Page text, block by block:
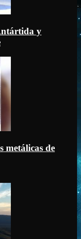
y
metálicas de